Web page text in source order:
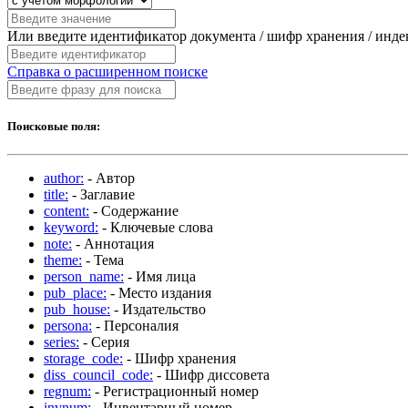
Или введите идентификатор документа / шифр хранения /
Справка о расширенном поиске
Поисковые поля:
author: - Автор
title: - Заглавие
content: - Содержание
keyword: - Ключевые слова
note: - Аннотация
theme: - Тема
person_name: - Имя лица
pub_place: - Место издания
pub_house: - Издательство
persona: - Персоналия
series: - Серия
storage_code: - Шифр хранения
diss_council_code: - Шифр диссовета
regnum: - Регистрационный номер